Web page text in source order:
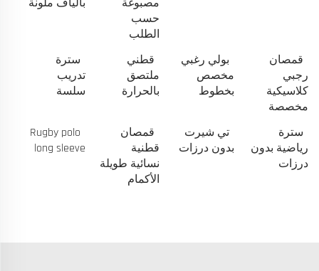
مصبوغة
حسب
الطلب
بألياف ملونة
قمصان
رجبي
كلاسيكية
مخصصة
بولي رغبي
مخصص
بخطوط
قطني
ملتصق
بالحرارة
سترة
تدريب
سلسة
سترة
رياضية بدون
درزات
تي شيرت
بدون درزات
قمصان
قطنية
نسائية طويلة
الأكمام
Rugby polo
long sleeve